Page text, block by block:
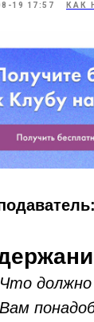
19 17:57 КАК
Что должно
Вам